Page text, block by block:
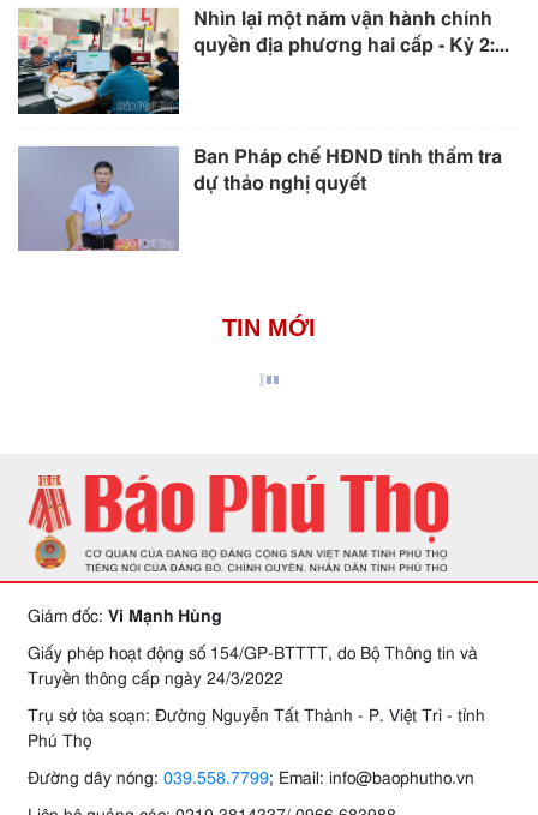
Nhìn lại một năm vận hành chính
quyền địa phương hai cấp - Kỳ 2:...
Ban Pháp chế HĐND tỉnh thẩm tra
dự thảo nghị quyết
TIN MỚI
Giám đốc: Vi Mạnh Hùng
Giấy phép hoạt động số 154/GP-BTTTT, do Bộ Thông tin và
Truyền thông cấp ngày 24/3/2022
Trụ sở tòa soạn: Đường Nguyễn Tất Thành - P. Việt Trì - tỉnh
Phú Thọ
Đường dây nóng: 039.558.7799; Email: info@baophutho.vn